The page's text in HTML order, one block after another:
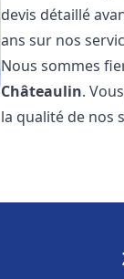
devis détaillé
ans sur nos
Nous sommes
Châteaulin.
la qualité de nos